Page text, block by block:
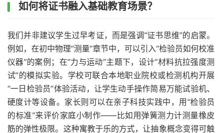
如何将证书融入基础教育场景？
我们并非建议学生过早考证，而是强调“证书思维”的启蒙。
例如，在初中物理“测量”章节中，可以引入“检验员如何校准
仪器”的案例；在“力与运动”主题下，设计“材料抗拉强度测
试”的模拟实验。学校可联合本地职业院校或检测机构开展
“一日检验员”体验活动，让学生动手操作简易万能试验机、
硬度计等设备。家长则可以在亲子科技实践中，用“检验员
的标准”来评价家庭小制作——比如用弹簧测力计测量橡皮
筋的弹性极限。这种寓教于乐的方式，让抽象概念变得可触